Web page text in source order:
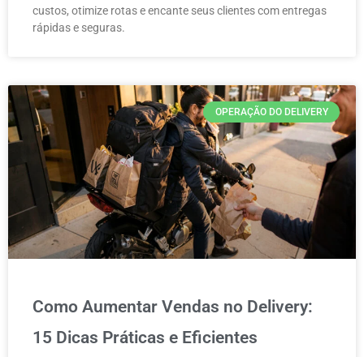
custos, otimize rotas e encante seus clientes com entregas
rápidas e seguras.
OPERAÇÃO DO DELIVERY
Como Aumentar Vendas no Delivery:
15 Dicas Práticas e Eficientes